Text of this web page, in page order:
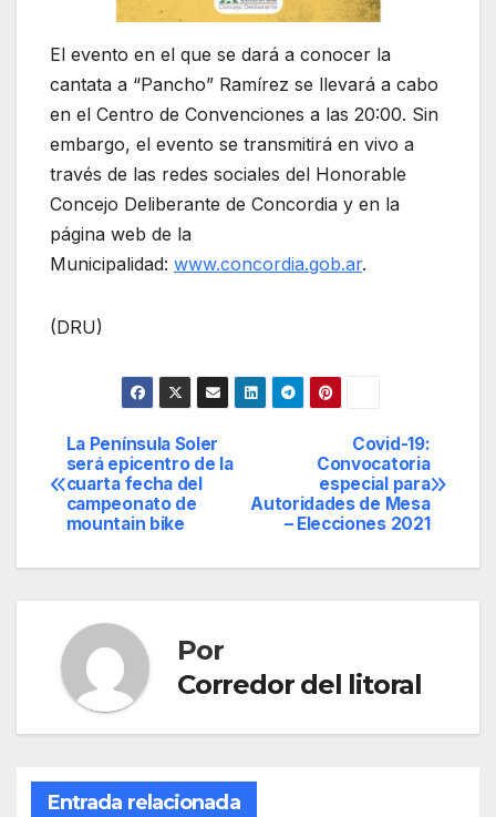
El evento en el que se dará a conocer la
cantata a “Pancho” Ramírez se llevará a cabo
en el Centro de Convenciones a las 20:00. Sin
embargo, el evento se transmitirá en vivo a
través de las redes sociales del Honorable
Concejo Deliberante de Concordia y en la
página web de la
Municipalidad: www.concordia.gob.ar.
(DRU)
Navegación
de
Covid-19:
Convocatoria
especial para
Autoridades de Mesa
– Elecciones 2021
La Península Soler
será epicentro de la
cuarta fecha del
campeonato de
mountain bike
Por
Corredor del litoral
Entrada relacionada